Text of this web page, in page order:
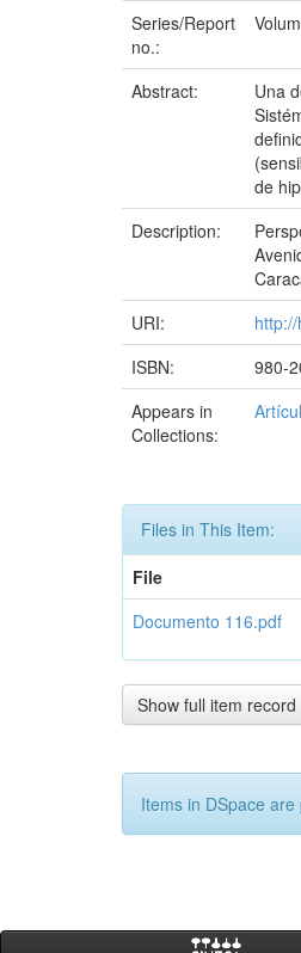
Series/Report
no.:
Abstract:
Una
de
Description:
URI:
ISBN:
980-
Appears in
Collections:
Files in This Item:
File
Documento 116.pdf
Show full item record
Items in DSpace